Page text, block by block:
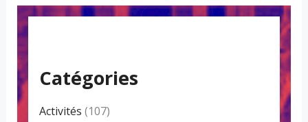
Catégories
Activités (107)